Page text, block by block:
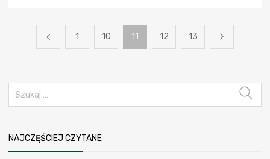
1 10 11 12 13
NAJCZĘŚCIEJ CZYTANE